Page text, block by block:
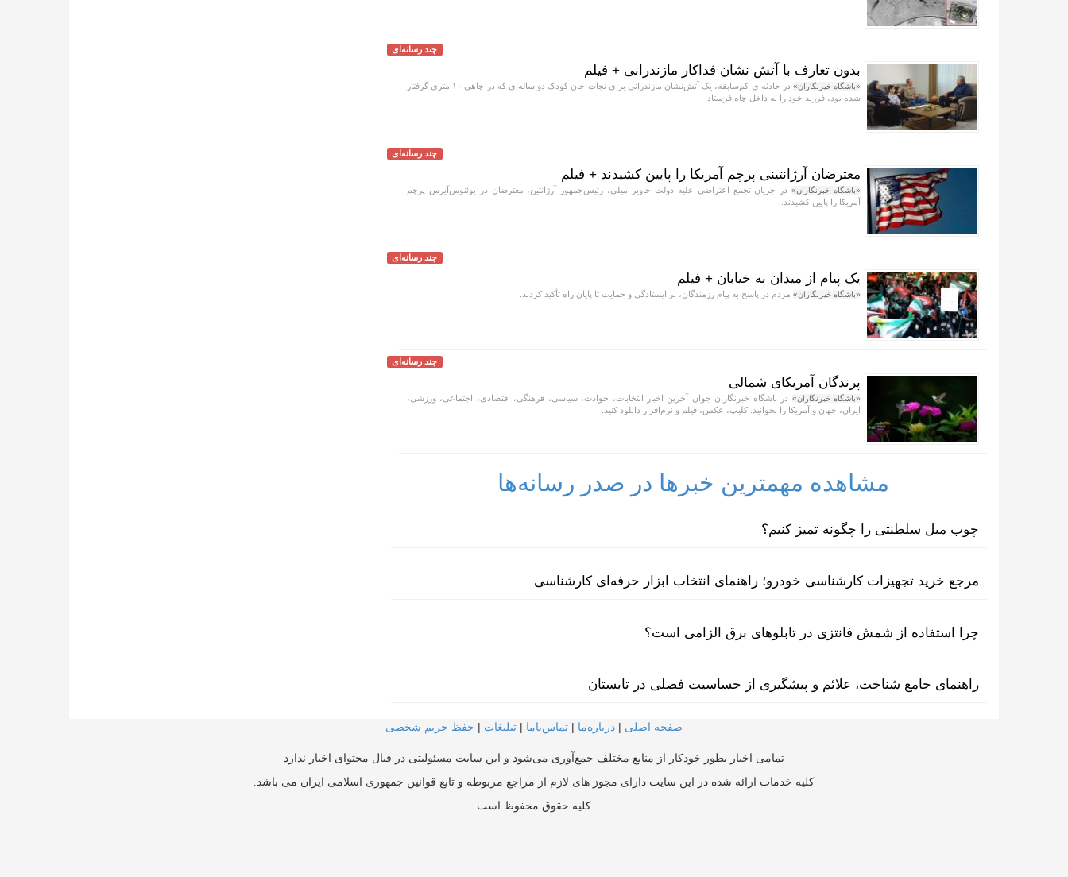
چند رسانه‌ای
بدون تعارف با آتش نشان فداکار مازندرانی + فیلم
«باشگاه خبرنگاران»
در حادثه‌ای کم‌سابقه، یک آتش‌نشان مازندرانی برای نجات جان کودک دو ساله‌ای که در چاهی ۱۰ متری گرفتار
شده بود، فرزند خود را به داخل چاه فرستاد.
چند رسانه‌ای
معترضان آرژانتینی پرچم آمریکا را پایین کشیدند + فیلم
«باشگاه خبرنگاران»در جریان تجمع اعتراضی علیه دولت خاویر میلی، رئیس‌جمهور آرژانتین، معترضان در بوئنوس‌آیرس پرچم
آمریکا را پایین کشیدند.
چند رسانه‌ای
یک پیام از میدان به خیابان + فیلم
«باشگاه خبرنگاران» مردم در پاسخ به پیام رزمندگان، بر ایستادگی و حمایت تا پایان راه تأکید کردند.
چند رسانه‌ای
پرندگان آمریکای شمالی
«باشگاه خبرنگاران» در باشگاه خبرنگاران جوان آخرین اخبار انتخابات، حوادث، سیاسی، فرهنگی، اقتصادی، اجتماعی، ورزشی،
ایران، جهان و آمریکا را بخوانید. کلیپ، عکس، فیلم و نرم‌افزار دانلود کنید.
مشاهده مهمترین خبرها در صدر رسانه‌ها
چوب مبل سلطنتی را چگونه تمیز کنیم؟
مرجع خرید تجهیزات کارشناسی خودرو؛ راهنمای انتخاب ابزار حرفه‌ای کارشناسی
چرا استفاده از شمش فانتزی در تابلوهای برق الزامی است؟
راهنمای جامع شناخت، علائم و پیشگیری از حساسیت فصلی در تابستان
صفحه اصلی | درباره‌ما | تماس‌با‌ما | تبلیغات | حفظ حریم شخصی
تمامی اخبار بطور خودکار از منابع مختلف جمع‌آوری می‌شود و این سایت مسئولیتی در قبال محتوای اخبار ندارد
کلیه خدمات ارائه شده در این سایت دارای مجوز های لازم از مراجع مربوطه و تابع قوانین جمهوری اسلامی ایران می باشد.
کلیه حقوق محفوظ است